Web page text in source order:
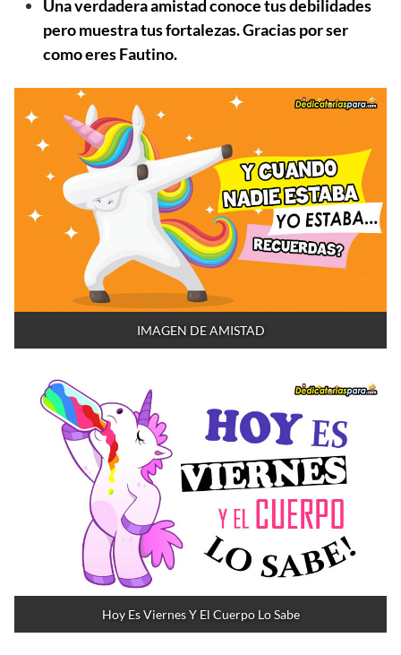
Una verdadera amistad conoce tus debilidades
pero muestra tus fortalezas. Gracias por ser
como eres Fautino.
IMAGEN DE AMISTAD
Hoy Es Viernes Y El Cuerpo Lo Sabe